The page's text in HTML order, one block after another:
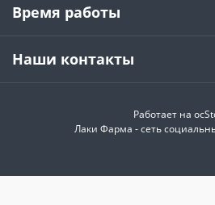
Время работы
Наши контакты
Работает на
Лаки Фарма - сеть